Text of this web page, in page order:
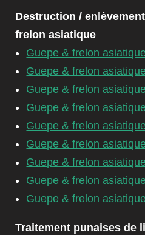
Destruction /
frelon asiatique
Guepe & frelon
Guepe & frelon
Guepe & frelon
Guepe & frelon
Guepe & frelon
Guepe & frelon
Guepe & frelon
Guepe & frelon
Guepe & frelon
Traitement punaises de